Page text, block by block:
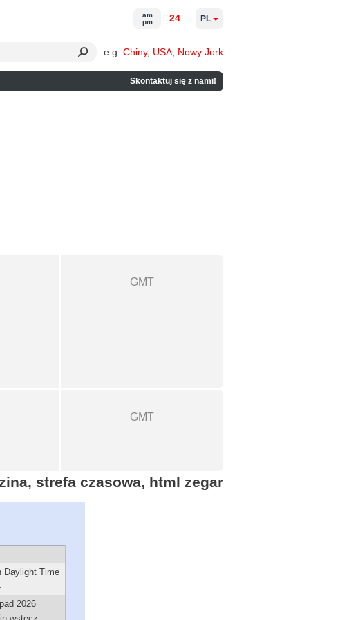
e.g. Chiny, USA Nowy Jork
Skontaktuj się z nami!
am
pm
24 PL
GMT
GMT
strefa czasowa, html zegar
Daylight Time
2026